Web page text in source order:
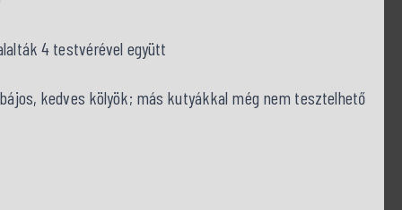
4 testvérével együtt
kedves kölyök; más kutyákkal még nem tesztelhető